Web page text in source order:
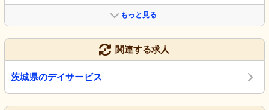
もっと見る
関連する求人
茨城県のデイサービス